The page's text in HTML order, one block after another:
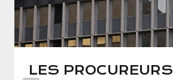
LES PROCUREURS